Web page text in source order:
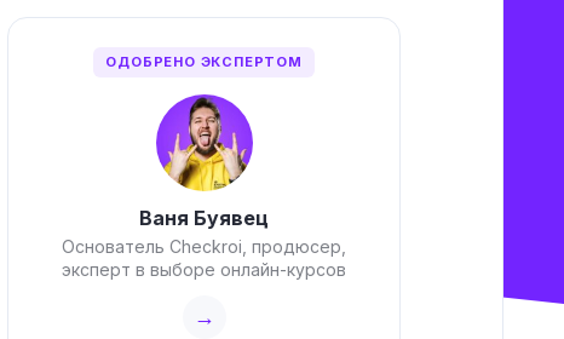
ОДОБРЕНО ЭКСПЕРТОМ
Ваня Буявец
Основатель Checkroi, продюсер,
эксперт в выборе онлайн-курсов
→